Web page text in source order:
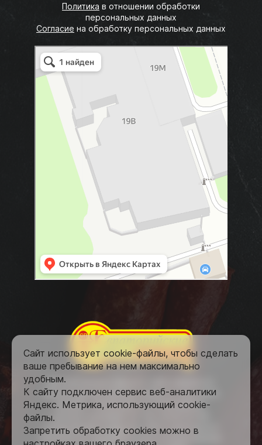
Политика в отношении обработки
персональных данных
Согласие на обработку персональных данных
СП Евпаторийские колбасы
Пищевое сырьё в Евпатории
Все материалы данного сайта являются
объектами авторского права (в том числе
дизайн). Запрещается копирование,
копирования на другие сайты и ресурсы в
Интернете) или любое иное использование
Сайт использует cookie-файлы, чтобы сделать
ваше пребывание на нем максимально
удобным.
К cайту подключен сервис веб-аналитики
Яндекс. Метрика, использующий cookie-
файлы.
Запретить обработку cookies можно в